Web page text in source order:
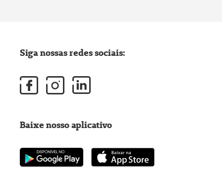
Siga nossas redes sociais:
Baixe nosso aplicativo